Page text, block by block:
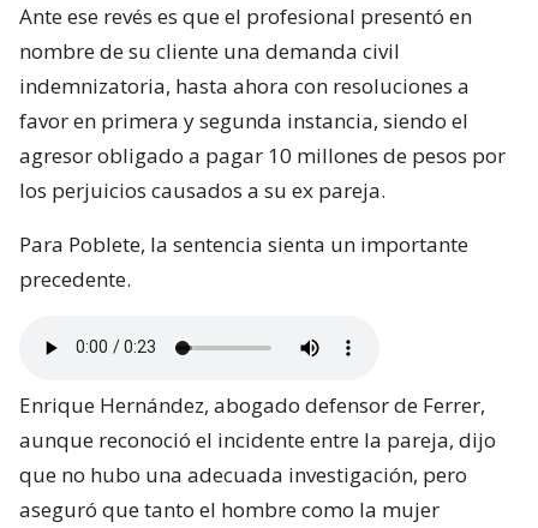
Ante ese revés es que el profesional presentó en
nombre de su cliente una demanda civil
indemnizatoria, hasta ahora con resoluciones a
favor en primera y segunda instancia, siendo el
agresor obligado a pagar 10 millones de pesos por
los perjuicios causados a su ex pareja.
Para Poblete, la sentencia sienta un importante
precedente.
Enrique Hernández, abogado defensor de Ferrer,
aunque reconoció el incidente entre la pareja, dijo
que no hubo una adecuada investigación, pero
aseguró que tanto el hombre como la mujer